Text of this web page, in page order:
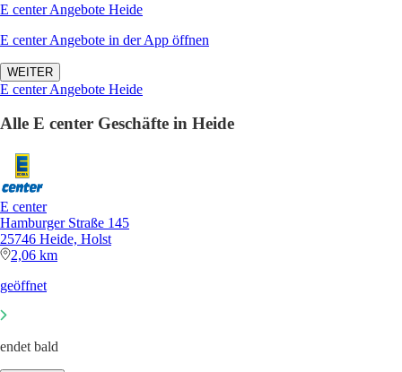
E center Angebote Heide
E center Angebote in der App öffnen
WEITER
E center Angebote Heide
Alle E center Geschäfte in Heide
E center
Hamburger Straße 145
25746 Heide, Holst
2,06 km
geöffnet
endet bald